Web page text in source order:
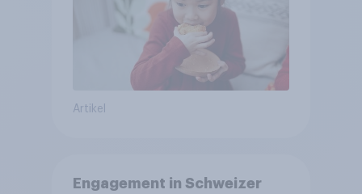
Artikel
Engagement in Schweizer